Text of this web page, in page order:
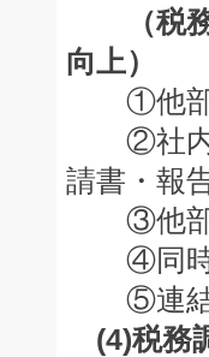
（税務
向上）
①他部
②社内資
請書・報
③他部
④同時
⑤連結
(4)税務